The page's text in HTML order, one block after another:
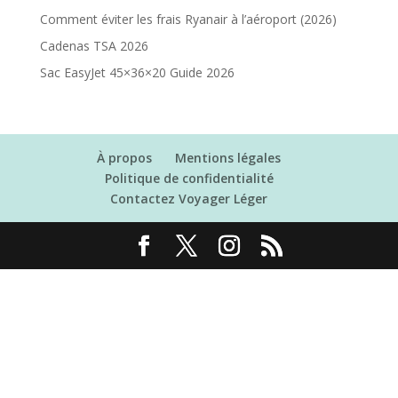
Comment éviter les frais Ryanair à l’aéroport (2026)
Cadenas TSA 2026
Sac EasyJet 45×36×20 Guide 2026
À propos
Mentions légales
Politique de confidentialité
Contactez Voyager Léger